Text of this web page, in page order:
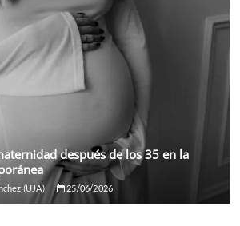
después de los 35 en la
(UJA) 25/06/2026